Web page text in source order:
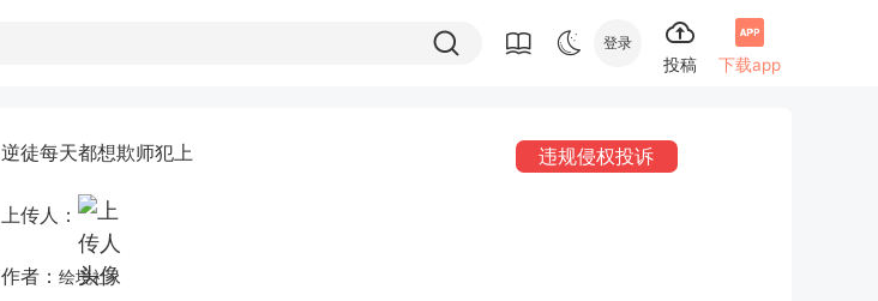
登录
投稿 下载app
逆徒每天都想欺师犯上 违规侵权投诉
上传人：
作者： 绘境社